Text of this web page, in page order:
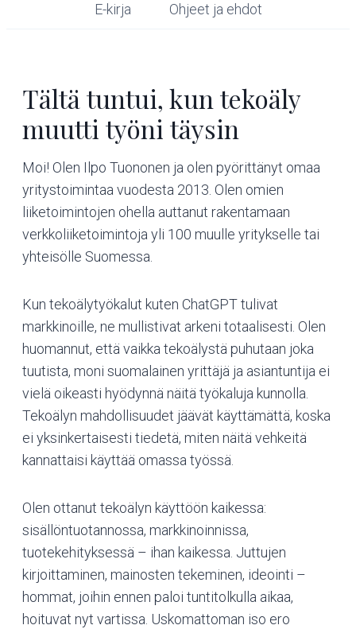
E-kirja Ohjeet ja ehdot
Tältä tuntui, kun tekoäly
muutti työni täysin
Moi! Olen Ilpo Tuononen ja olen pyörittänyt omaa
yritystoimintaa vuodesta 2013. Olen omien
liiketoimintojen ohella auttanut rakentamaan
verkkoliiketoimintoja yli 100 muulle yritykselle tai
yhteisölle Suomessa.
Kun tekoälytyökalut kuten ChatGPT tulivat
markkinoille, ne mullistivat arkeni totaalisesti. Olen
huomannut, että vaikka tekoälystä puhutaan joka
tuutista, moni suomalainen yrittäjä ja asiantuntija ei
vielä oikeasti hyödynnä näitä työkaluja kunnolla.
Tekoälyn mahdollisuudet jäävät käyttämättä, koska
ei yksinkertaisesti tiedetä, miten näitä vehkeitä
kannattaisi käyttää omassa työssä.
Olen ottanut tekoälyn käyttöön kaikessa:
sisällöntuotannossa, markkinoinnissa,
tuotekehityksessä – ihan kaikessa. Juttujen
kirjoittaminen, mainosten tekeminen, ideointi –
hommat, joihin ennen paloi tuntitolkulla aikaa,
hoituvat nyt vartissa. Uskomattoman iso ero